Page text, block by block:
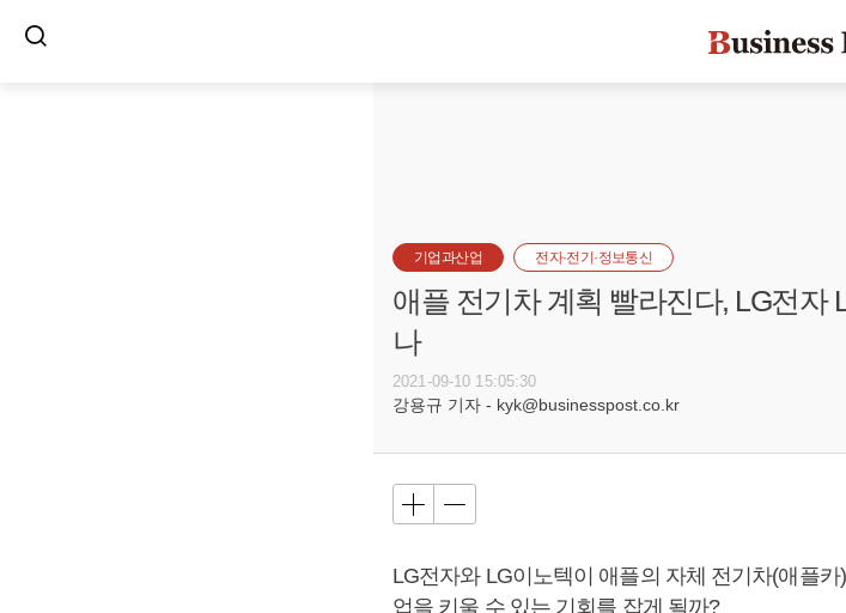
기업과산업 전자·전기·정보통신
애플 전기차 계획 빨라진다, LG전자
나
2021-09-10 15:05:30
강용규 기자 - kyk@businesspost.co.kr
LG전자와 LG이노텍이 애플의 자체 전기차(애플
업을 키울 수 있는 기회를 잡게 될까?